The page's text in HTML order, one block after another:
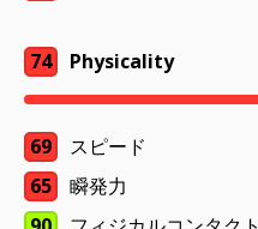
74 Physicality
69
スピード
65
瞬発力